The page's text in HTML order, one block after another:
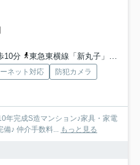
10分
東急東横線「新丸子」駅 徒歩14分
ネット対応
防犯カメラ
年完成S造マンション♪家具・家電
♪ 仲介手数料...
もっと見る